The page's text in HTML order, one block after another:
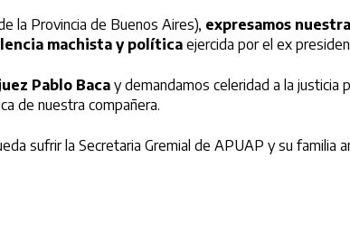
la Provincia de Buenos Aires), expresamos
machista y política ejercida por el ex
Pablo Bacay demandamos celeridad a la justicia
de nuestra compañera.
sufrir la Secretaria Gremial de APUAP y su familia